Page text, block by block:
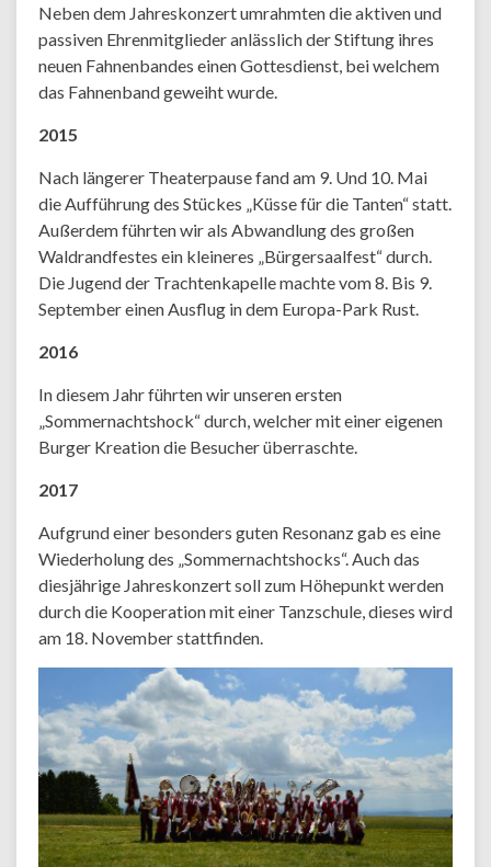
Neben dem Jahreskonzert umrahmten die aktiven und
passiven Ehrenmitglieder anlässlich der Stiftung ihres
neuen Fahnenbandes einen Gottesdienst, bei welchem
das Fahnenband geweiht wurde.
2015
Nach längerer Theaterpause fand am 9. Und 10. Mai
die Aufführung des Stückes „Küsse für die Tanten“ statt.
Außerdem führten wir als Abwandlung des großen
Waldrandfestes ein kleineres „Bürgersaalfest“ durch.
Die Jugend der Trachtenkapelle machte vom 8. Bis 9.
September einen Ausflug in dem Europa-Park Rust.
2016
In diesem Jahr führten wir unseren ersten
„Sommernachtshock“ durch, welcher mit einer eigenen
Burger Kreation die Besucher überraschte.
2017
Aufgrund einer besonders guten Resonanz gab es eine
Wiederholung des „Sommernachtshocks“. Auch das
diesjährige Jahreskonzert soll zum Höhepunkt werden
durch die Kooperation mit einer Tanzschule, dieses wird
am 18. November stattfinden.